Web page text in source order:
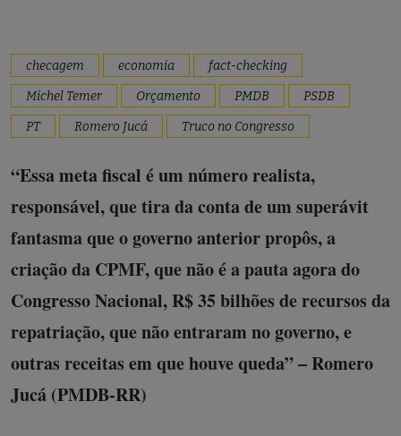
checagem economia
fact-checking
Michel Temer
Orçamento PMDB
PSDB
PT
Romero Jucá Truco no Congresso
“Essa meta fiscal é um número realista,
responsável, que tira da conta de um superávit
fantasma que o governo anterior propôs, a
criação da CPMF, que não é a pauta agora do
Congresso Nacional, R$ 35 bilhões de recursos da
repatriação, que não entraram no governo, e
outras receitas em que houve queda” – Romero
Jucá (PMDB-RR)